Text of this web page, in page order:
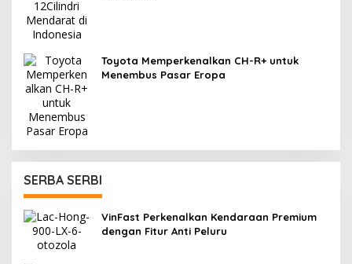
Toyota Memperkenalkan CH-R+ untuk
Menembus Pasar Eropa
SERBA SERBI
VinFast Perkenalkan Kendaraan Premium
dengan Fitur Anti Peluru